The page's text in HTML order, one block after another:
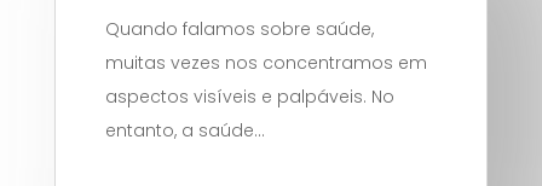
Quando falamos sobre saúde,
muitas vezes nos concentramos em
aspectos visíveis e palpáveis. No
entanto, a saúde...